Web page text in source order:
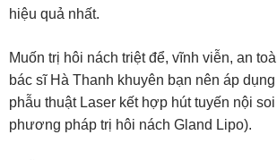
hiệu quả nhất.
Muốn trị hôi nách triệt để, vĩnh viễn, an
bác sĩ Hà Thanh khuyên bạn nên áp
phẫu thuật Laser kết hợp hút tuyến nội
phương pháp trị hôi nách Gland Lipo).